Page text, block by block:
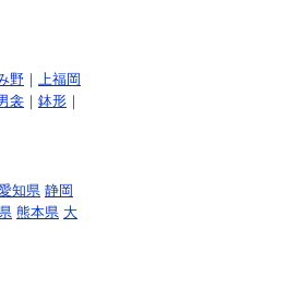
野 ｜ 上福岡
衾 ｜ 鉢形 ｜
知県 静岡
熊本県 大